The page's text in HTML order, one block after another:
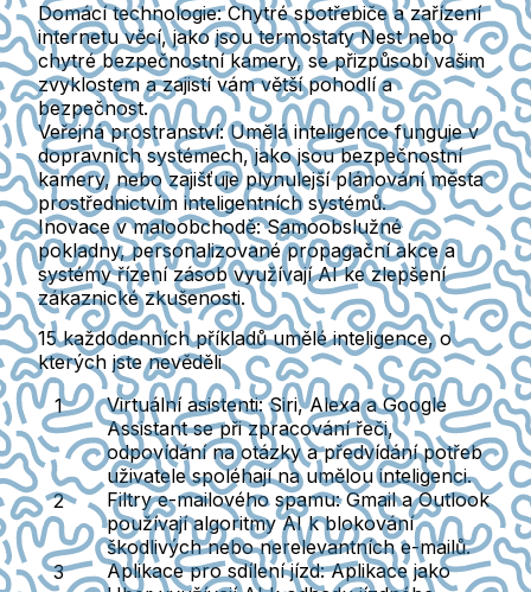
Domácí technologie:Chytré spotřebiče a zařízení
internetu věcí, jako jsou termostaty Nest nebo
chytré bezpečnostní kamery, se přizpůsobí vašim
zvyklostem a zajistí vám větší pohodlí a
bezpečnost.
Veřejná prostranství:Umělá inteligence funguje v
dopravních systémech, jako jsou bezpečnostní
kamery, nebo zajišťuje plynulejší plánování města
prostřednictvím inteligentních systémů.
Inovace v maloobchodě:Samoobslužné
pokladny, personalizované propagační akce a
systémy řízení zásob využívají AI ke zlepšení
zákaznické zkušenosti.
15 každodenních příkladů umělé inteligence, o
kterých jste nevěděli
Virtuální asistenti:Siri, Alexa a Google
Assistant se při zpracování řeči,
odpovídání na otázky a předvídání potřeb
uživatele spoléhají na umělou inteligenci.
Filtry e-mailového spamu:Gmail a Outlook
používají algoritmy AI k blokování
škodlivých nebo nerelevantních e-mailů.
Aplikace pro sdílení jízd:Aplikace jako